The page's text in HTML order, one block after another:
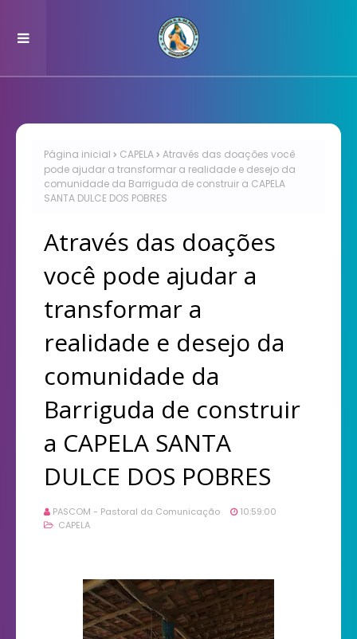
Página inicial CAPELA
Através das doações você
pode ajudar a transformar a realidade e desejo da
comunidade da Barriguda de construir a CAPELA
SANTA DULCE DOS POBRES
Através das doações
você pode ajudar a
transformar a
realidade e desejo da
comunidade da
Barriguda de construir
a CAPELA SANTA
DULCE DOS POBRES
PASCOM - Pastoral da Comunicação
10:59:00
CAPELA